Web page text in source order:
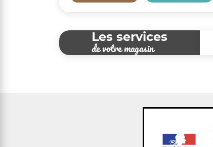
Les services
de votre magasin